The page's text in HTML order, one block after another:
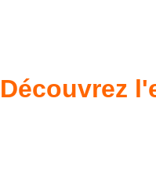
Découvrez